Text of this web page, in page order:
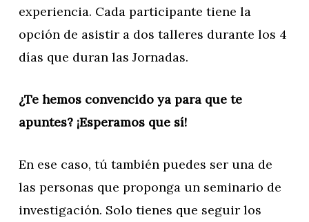
experiencia. Cada participante tiene la
opción de asistir a dos talleres durante los 4
días que duran las Jornadas.
¿Te hemos convencido ya para que te
apuntes? ¡Esperamos que sí!
En ese caso, tú también puedes ser una de
las personas que proponga un seminario de
investigación. Solo tienes que seguir los